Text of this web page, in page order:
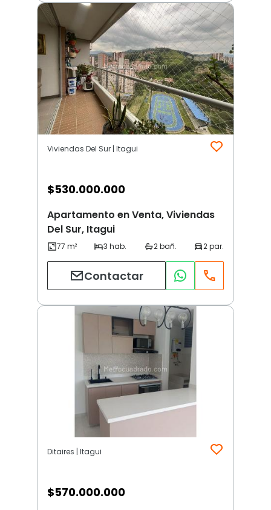
Viviendas Del Sur | Itagui
$530.000.000
Apartamento en Venta, Viviendas
Del Sur, Itagui
Contactar
Ditaires | Itagui
$570.000.000